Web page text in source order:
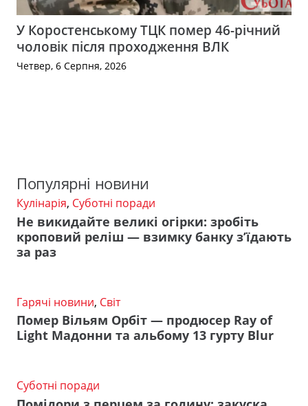
У Коростенському ТЦК помер 46-річний
чоловік після проходження ВЛК
Четвер, 6 Серпня, 2026
Популярні новини
Кулінарія, Суботні поради
Не викидайте великі огірки: зробіть
кроповий реліш — взимку банку з’їдають
за раз
Гарячі новини, Світ
Помер Вільям Орбіт — продюсер Ray of
Light Мадонни та альбому 13 гурту Blur
Суботні поради